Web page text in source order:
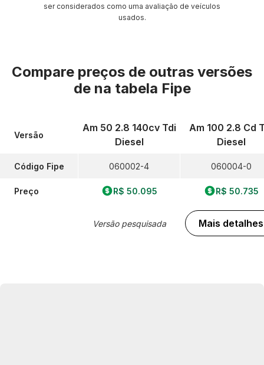
ser considerados como uma avaliação de veículos
usados.
Compare preços de outras versões
de na tabela Fipe
Versão
Código Fipe
Preço
Am 50 2.8 140cv Tdi
Diesel
060002-4
R$ 50.095
Versão pesquisada
Am 100 2.8 Cd
Diesel
060004-0
R$ 50.735
Mais detalhes